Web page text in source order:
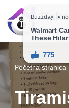
Skip
content
Vaš
Početna stranica